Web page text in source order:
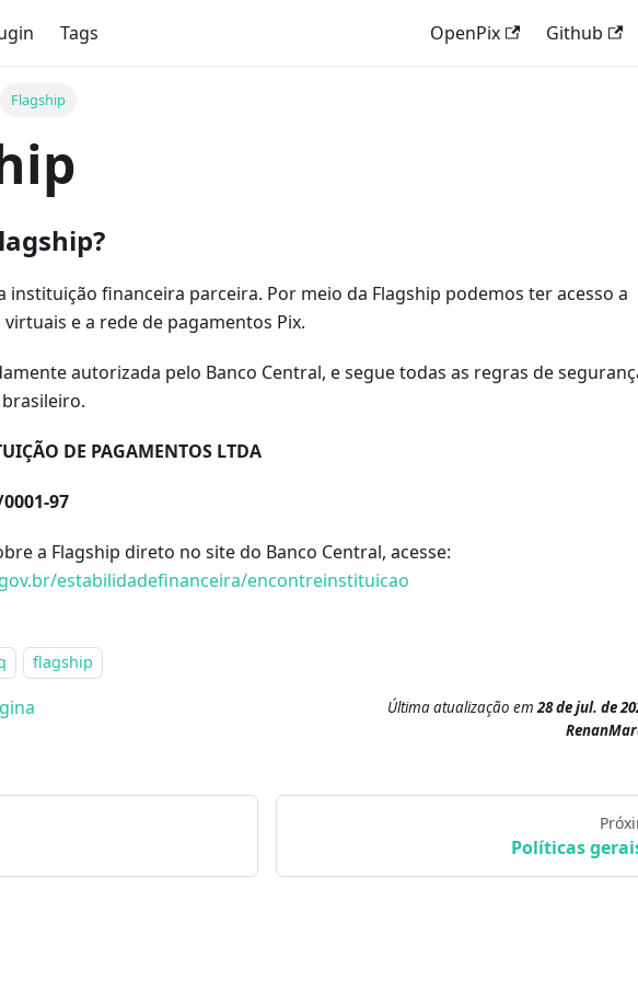
Tags OpenPix Github
Flagship
instituição financeira parceira. Por meio da Flagship podemos ter acesso a
e a rede de pagamentos Pix.
autorizada pelo Banco Central, e segue todas as regras de
DE PAGAMENTOS LTDA
97
a Flagship direto no site do Banco Central, acesse:
estabilidadefinanceira/encontreinstituicao
flagship
Última atualização em28 de jul. de
Políticas